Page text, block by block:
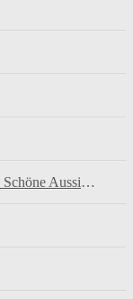
Herzlich Willkommen beim KGV Schöne Aussicht e.V.